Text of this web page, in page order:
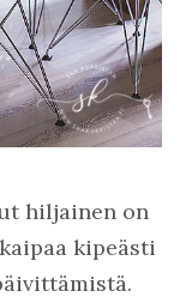
hiljainen on
kipeästi